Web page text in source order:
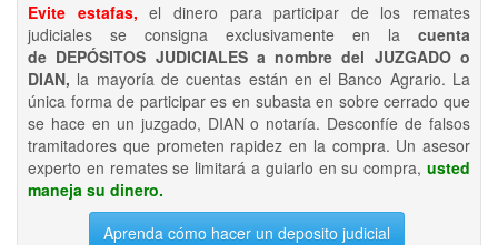
Evite estafas, el dinero para participar de los remates
judiciales se consigna exclusivamente en la cuenta
de DEPÓSITOS JUDICIALES a nombre del JUZGADO o
DIAN, la mayoría de cuentas están en el Banco Agrario. La
única forma de participar es en subasta en sobre cerrado que
se hace en un juzgado, DIAN o notaría. Desconfíe de falsos
tramitadores que prometen rapidez en la compra. Un asesor
experto en remates se limitará a guiarlo en su compra, usted
maneja su dinero.
Aprenda cómo hacer un deposito judicial